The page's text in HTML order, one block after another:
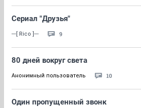
Сериал "Друзья"
---[ Rico ]--- 9
80 дней вокруг света
Анонимный пользователь 10
Один пропущенный звонк